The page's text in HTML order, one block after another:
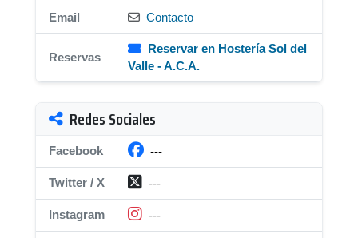
Email Contacto
Reservas
Reservar en Hostería Sol del
Valle - A.C.A.
Redes Sociales
Facebook ---
Twitter / X ---
Instagram ---